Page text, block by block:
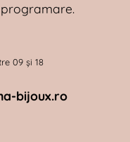
09 și 18
bijoux.ro